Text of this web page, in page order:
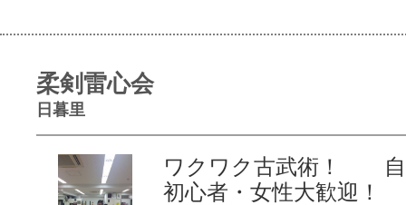
柔剣雷心会
日暮里
ワクワク古武術！
初心者・女性大歓迎！